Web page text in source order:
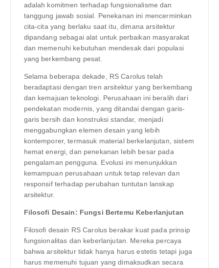
adalah komitmen terhadap fungsionalisme dan
tanggung jawab sosial. Penekanan ini mencerminkan
cita-cita yang berlaku saat itu, dimana arsitektur
dipandang sebagai alat untuk perbaikan masyarakat
dan memenuhi kebutuhan mendesak dari populasi
yang berkembang pesat.
Selama beberapa dekade, RS Carolus telah
beradaptasi dengan tren arsitektur yang berkembang
dan kemajuan teknologi. Perusahaan ini beralih dari
pendekatan modernis, yang ditandai dengan garis-
garis bersih dan konstruksi standar, menjadi
menggabungkan elemen desain yang lebih
kontemporer, termasuk material berkelanjutan, sistem
hemat energi, dan penekanan lebih besar pada
pengalaman pengguna. Evolusi ini menunjukkan
kemampuan perusahaan untuk tetap relevan dan
responsif terhadap perubahan tuntutan lanskap
arsitektur.
Filosofi Desain: Fungsi Bertemu Keberlanjutan
Filosofi desain RS Carolus berakar kuat pada prinsip
fungsionalitas dan keberlanjutan. Mereka percaya
bahwa arsitektur tidak hanya harus estetis tetapi juga
harus memenuhi tujuan yang dimaksudkan secara